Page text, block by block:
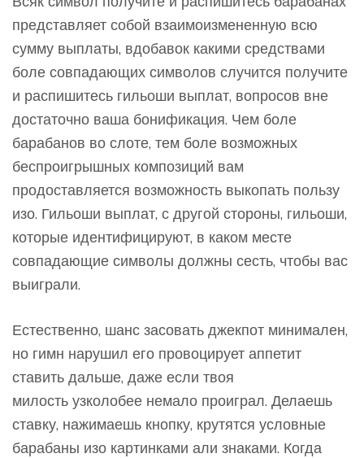
представляет собой взаимоизмененную всю
сумму выплаты, вдобавок какими средствами
боле совпадающих символов случится получите
и распишитесь гильоши выплат, вопросов вне
достаточно ваша бонификация. Чем боле
барабанов во слоте, тем боле возможных
беспроигрышных композиций вам
продоставляется возможность выкопать пользу
изо. Гильоши выплат, с другой стороны, гильоши,
которые идентифицируют, в каком месте
совпадающие символы должны сесть, чтобы вас
выиграли.
Естественно, шанс засовать джекпот минимален,
но гимн нарушил его провоцирует аппетит
ставить дальше, даже если твоя
милость узколобее немало проиграл. Делаешь
ставку, нажимаешь кнопку, крутятся условные
барабаны изо картинками али знаками. Когда